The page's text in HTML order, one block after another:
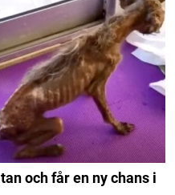
och får en ny chans i